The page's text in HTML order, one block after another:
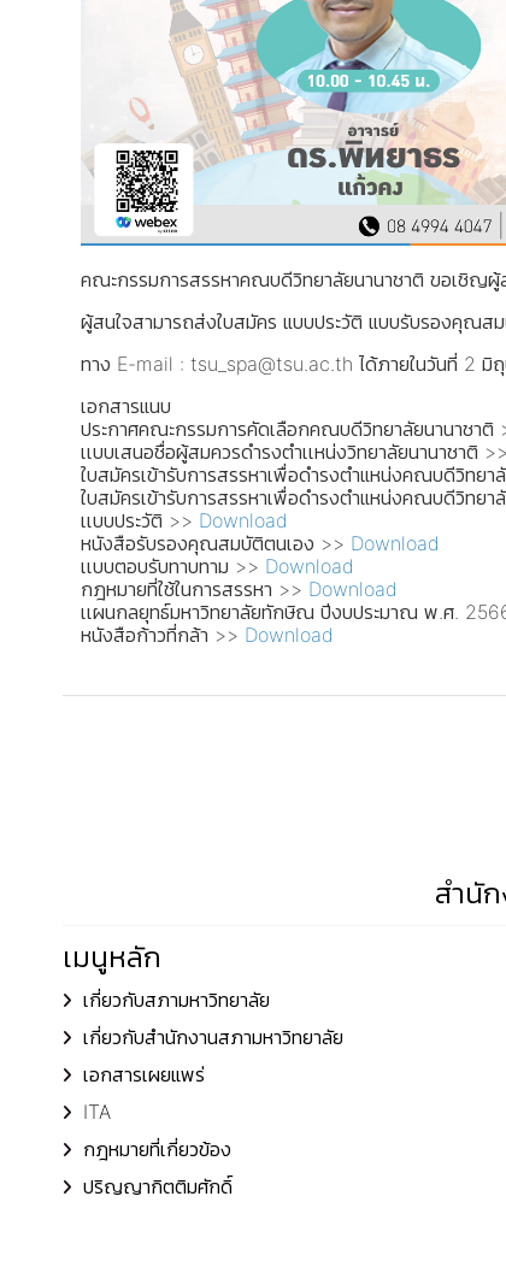
คณะกรรมการสรรหาคณบดีวิทยาลัยนานาชาติ ขอเชิญผู้
ผู้สนใจสามารถส่งใบสมัคร แบบประวัติ แบบรับรองคุณส
ทาง E-mail : tsu_spa@tsu.ac.th ได้ภายในวันที่ 2 มิ
เอกสารแนบ
ประกาศคณะกรรมการคัดเลือกคณบดีวิทยาลัยนานาชาติ
เเบบเสนอชื่อผู้สมควรดำรงตำเเหน่งวิทยาลัยนานาชาติ >>
ใบสมัครเข้ารับการสรรหาเพื่อดำรงตำแหน่งคณบดีวิทยา
ใบสมัครเข้ารับการสรรหาเพื่อดำรงตำแหน่งคณบดีวิทย
เเบบประวัติ >> Download
หนังสือรับรองคุณสมบัติตนเอง >> Download
เเบบตอบรับทาบทาม >> Download
กฎหมายที่ใช้ในการสรรหา >> Download
เเผนกลยุทธ์มหาวิทยาลัยทักษิณ ปีงบประมาณ พ.ศ.
หนังสือก้าวที่กล้า >> Download
สำนั
เมนูหลัก
เกี่ยวกับสภามหาวิทยาลัย
เกี่ยวกับสำนักงานสภามหาวิทยาลัย
เอกสารเผยแพร่
ITA
กฎหมายที่เกี่ยวข้อง
ปริญญากิตติมศักดิ์